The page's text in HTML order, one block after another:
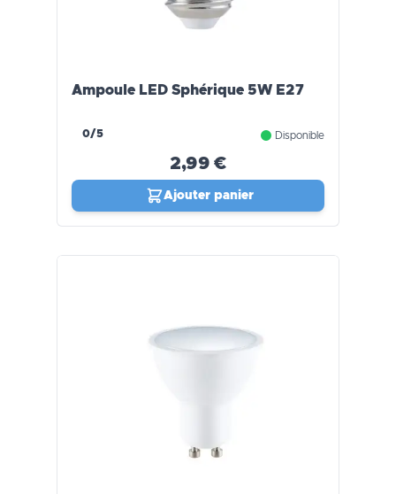
Ampoule LED Sphérique 5W E27
0/5 Disponible
2,99 €
Ajouter panier